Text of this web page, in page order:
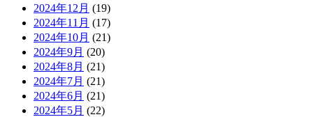
2024年12月 (19)
2024年11月 (17)
2024年10月 (21)
2024年9月 (20)
2024年8月 (21)
2024年7月 (21)
2024年6月 (21)
2024年5月 (22)